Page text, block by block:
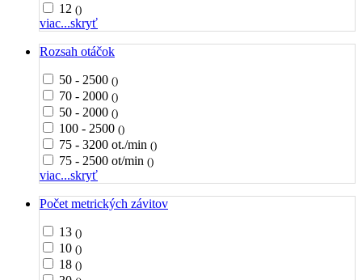
12 ()
viac...skryť
Rozsah otáčok
50 - 2500 ()
70 - 2000 ()
50 - 2000 ()
100 - 2500 ()
75 - 3200 ot./min ()
75 - 2500 ot/min ()
viac...skryť
Počet metrických závitov
13 ()
10 ()
18 ()